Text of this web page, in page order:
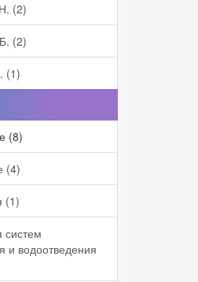
(2)
(2)
(1)
(8)
(4)
(1)
систем
и водоотведения